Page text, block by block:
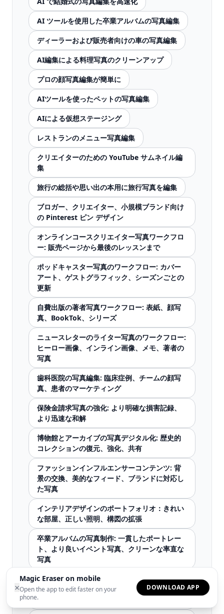
×
Magic Eraser on mobile
Open the app to edit faster on your
phone.
DOWNLOAD APP
AI ツールを使用した卒業アルバムの写真編集
ディーラーおよび販売者向けの車の写真編集
AI編集による料理写真のクリーンアップ
プロの顔写真編集が簡単に
AIツールを使ったペットの写真編集
AIによる仮想ステージング
レストランのメニュー写真編集
クリエイターのための YouTube サムネイル編
集
旅行の総括や思い出の本用に旅行写真を編集
ブロガー、クリエイター、小規模ブランド向け
の Pinterest ピン デザイン
オンラインコースクリエイター写真ワークフロ
ー: 販売ページから最後のレッスンまで
ポッドキャスター写真のワークフロー: カバー
アート、ゲストグラフィック、シーズンごとの
更新
自費出版の著者写真ワークフロー: 表紙、顔写
真、BookTok、シリーズ
ニュースレターのライター写真のワークフロー:
ヒーロー画像、インライン画像、メモ、著者の
写真
歯科医院の写真編集: 臨床症例、チームの顔写
真、患者のマーケティング
保険金請求写真の強化: より明確な損害記録、
より迅速な和解
博物館とアーカイブの写真デジタル化: 歴史的
コレクションの復元、強化、共有
ファッションインフルエンサーコンテンツ: 背
景の交換、美的なフィード、ブランドに対応し
た写真
インテリアデザインのポートフォリオ：きれい
な部屋、正しい照明、構図の拡張
卒業アルバムの写真制作: 一貫したポートレー
ト、より良いイベント写真、クリーンな率直な
写真
非営利募金活動のビジュアル: 寄付者の呼びか
け、イベントの写真、キャンペーンのグラフィ
ックス